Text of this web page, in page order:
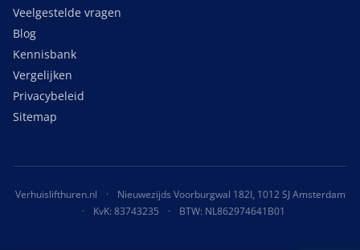
Veelgestelde vragen
Blog
Kennisbank
Vergelijken
Privacybeleid
Sitemap
Verhuislifthuren.nl ·
Nieuwezijds Voorburgwal 182I, 1012 SJ Amsterdam
·
KvK: 83743235 · BTW: NL862974641B01